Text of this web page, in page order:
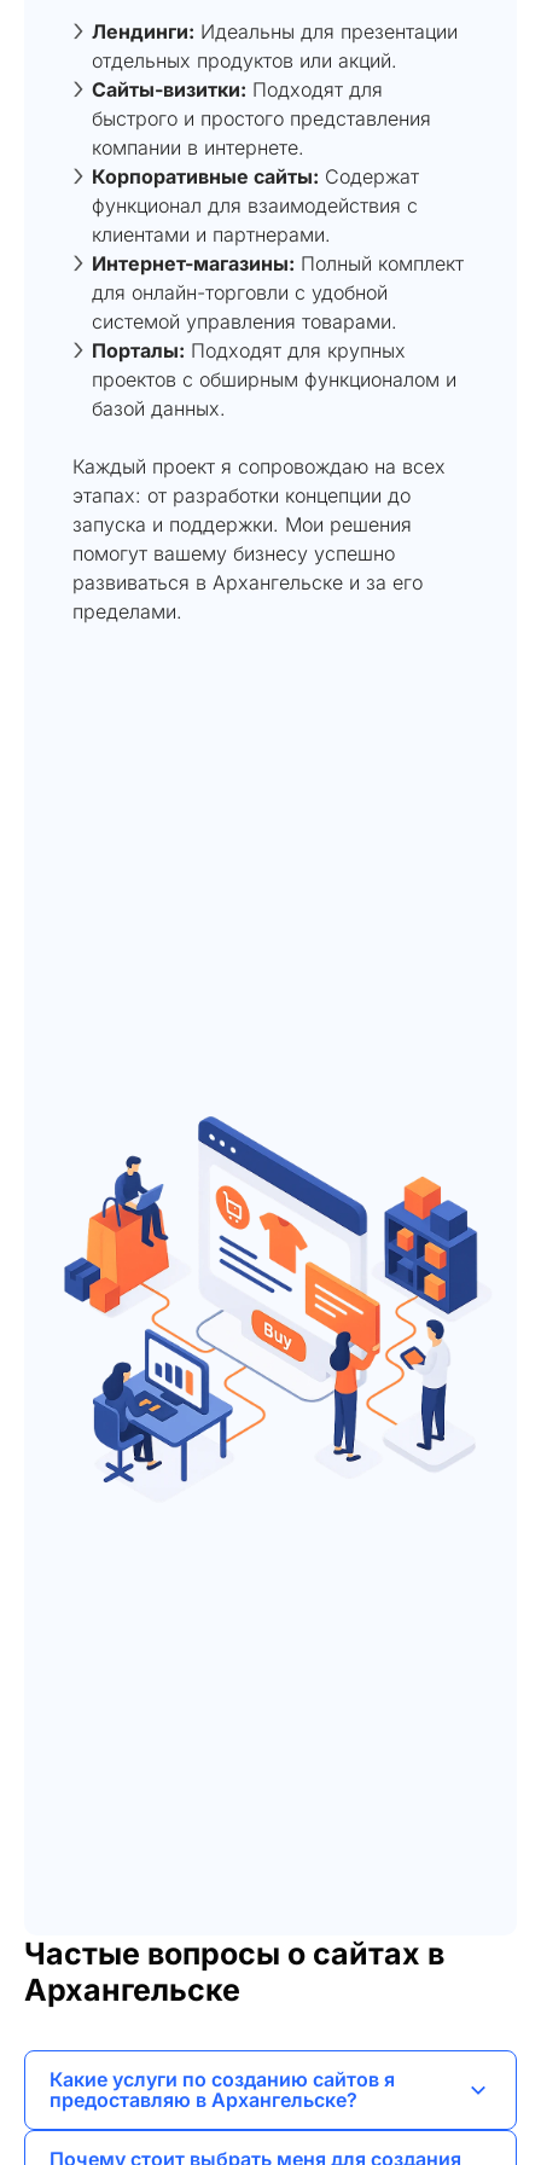
Лендинги: Идеальны для презентации
отдельных продуктов или акций.
Сайты-визитки: Подходят для
быстрого и простого представления
компании в интернете.
Корпоративные сайты: Содержат
функционал для взаимодействия с
клиентами и партнерами.
Интернет-магазины: Полный комплект
для онлайн-торговли с удобной
системой управления товарами.
Порталы: Подходят для крупных
проектов с обширным функционалом и
базой данных.
Каждый проект я сопровождаю на всех
этапах: от разработки концепции до
запуска и поддержки. Мои решения
помогут вашему бизнесу успешно
развиваться в Архангельске и за его
пределами.
Частые вопросы о сайтах в
Архангельске
Какие услуги по созданию сайтов я
предоставляю в Архангельске?
Почему стоит выбрать меня для создания